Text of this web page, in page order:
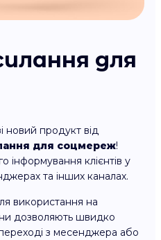
для
новий продукт від
для соцмереж!
клієнтів у
та інших каналах.
використання на
дозволяють швидко
з месенджера або